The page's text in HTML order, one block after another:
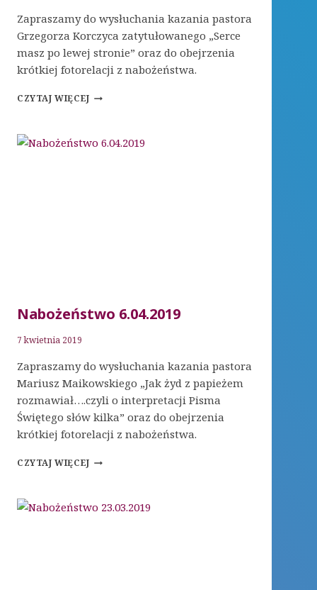
Zapraszamy do wysłuchania kazania pastora
Grzegorza Korczyca zatytułowanego „Serce
masz po lewej stronie” oraz do obejrzenia
krótkiej fotorelacji z nabożeństwa.
CZYTAJ WIĘCEJNABOŻEŃSTWO
Nabożeństwo 6.04.2019
7 kwietnia 2019
Zapraszamy do wysłuchania kazania pastora
Mariusz Maikowskiego „Jak żyd z papieżem
rozmawiał….czyli o interpretacji Pisma
Świętego słów kilka” oraz do obejrzenia
krótkiej fotorelacji z nabożeństwa.
CZYTAJ WIĘCEJNABOŻEŃSTWO